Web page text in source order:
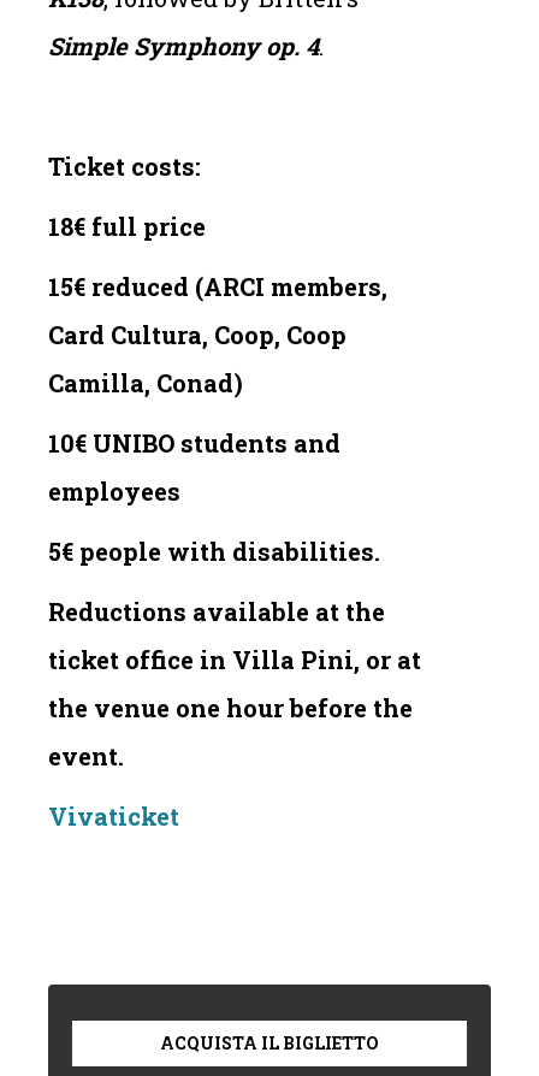
Simple Symphony op. 4.
Ticket costs:
18€ full price
15€ reduced (ARCI members,
Card Cultura, Coop, Coop
Camilla, Conad)
10€ UNIBO students and
employees
5€ people with disabilities.
Reductions available at the
ticket office in Villa Pini, or at
the venue one hour before the
event.
Vivaticket
ACQUISTA IL BIGLIETTO